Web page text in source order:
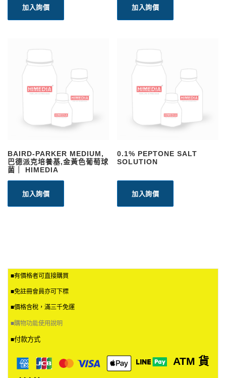
加入詢價 加入詢價
BAIRD-PARKER MEDIUM,
巴德派克培養基,金黃色葡萄球
菌｜ HIMEDIA
加入詢價
0.1% PEPTONE SALT
SOLUTION
加入詢價
■有價格者可直接購買
■免註冊會員亦可下標
■價格含稅，滿三千免運
■購物功能使用說明
■付款方式
ATM 貨